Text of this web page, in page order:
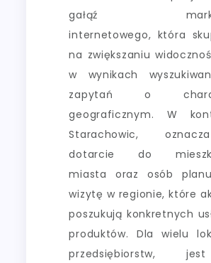
gałąź
internetowego, która
na zwiększaniu
w wynikach
zapytań o
geograficznym. W
Starachowic,
dotarcie do
miasta oraz osób
wizytę w regionie, które
poszukują konkretnych
produktów. Dla wielu
przedsiębiorstw,